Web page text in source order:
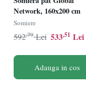
Network, 160x200 cm
Somiere
533,51 Lei
592,79 Lei
Adauga in cos